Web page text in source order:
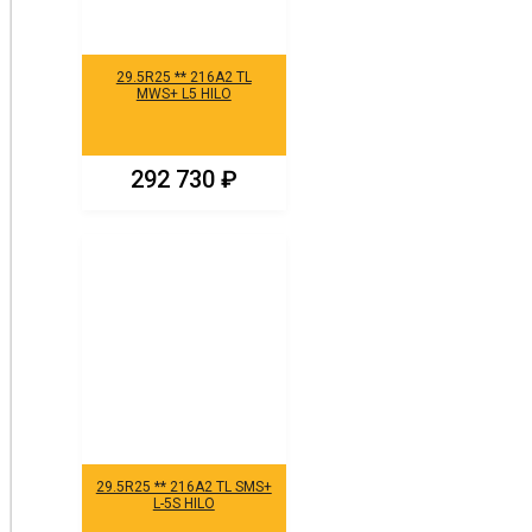
29.5R25 ** 216A2 TL
MWS+ L5 HILO
292 730 ₽
29.5R25 ** 216A2 TL SMS+
L-5S HILO